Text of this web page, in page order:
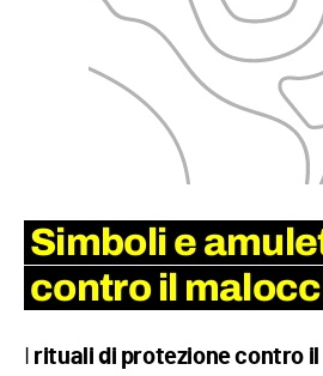
Simboli e
contro il
I rituali di protezione contro